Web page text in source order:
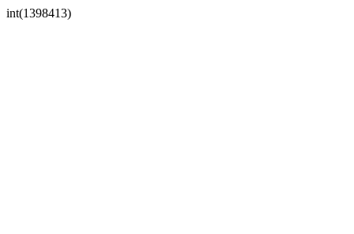
int(1398413)